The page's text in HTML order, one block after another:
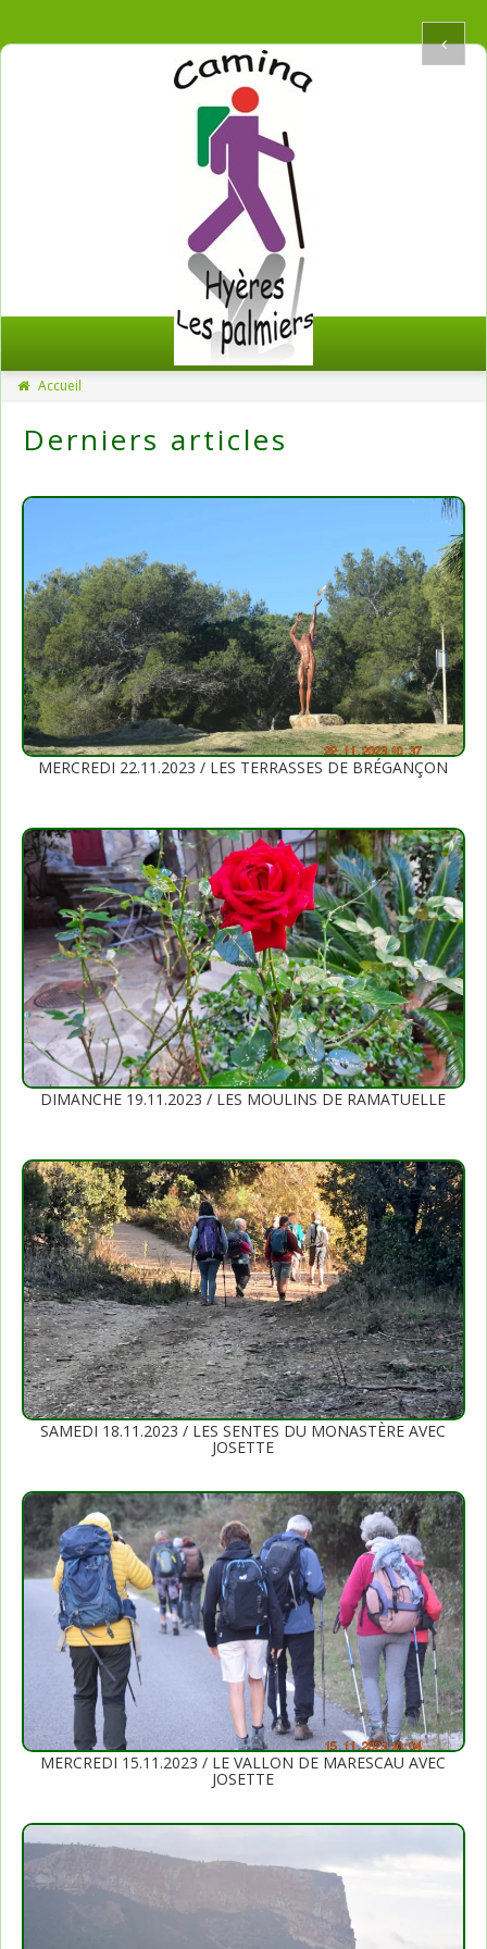
Accueil
Derniers articles
MERCREDI 22.11.2023 / LES TERRASSES DE BRÉGANÇON
DIMANCHE 19.11.2023 / LES MOULINS DE RAMATUELLE
SAMEDI 18.11.2023 / LES SENTES DU MONASTÈRE AVEC
JOSETTE
MERCREDI 15.11.2023 / LE VALLON DE MARESCAU AVEC
JOSETTE